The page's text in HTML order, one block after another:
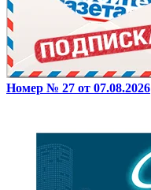
Номер № 27 от 07.08.2026